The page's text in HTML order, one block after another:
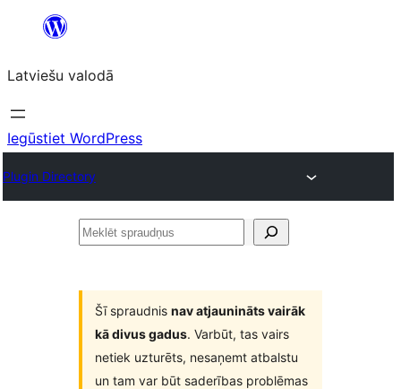
Pāriet
saturu
Latviešu valodā
Iegūstiet WordPress
Plugin Directory
Meklēt
Šī spraudnis nav atjaunināts vairāk
kā divus gadus. Varbūt, tas vairs
netiek uzturēts, nesaņemt atbalstu
un tam var būt saderības problēmas